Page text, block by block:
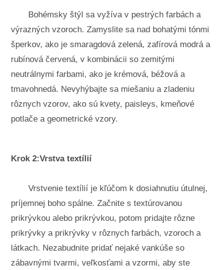
Bohémsky štýl sa vyžíva v pestrých farbách a
výrazných vzoroch. Zamyslite sa nad bohatými tónmi
šperkov, ako je smaragdová zelená, zafírová modrá a
rubínová červená, v kombinácii so zemitými
neutrálnymi farbami, ako je krémová, béžová a
tmavohnedá. Nevyhýbajte sa miešaniu a zladeniu
rôznych vzorov, ako sú kvety, paisleys, kmeňové
potlače a geometrické vzory.
Krok 2:Vrstva textílií
Vrstvenie textílií je kľúčom k dosiahnutiu útulnej,
príjemnej boho spálne. Začnite s textúrovanou
prikrývkou alebo prikrývkou, potom pridajte rôzne
prikrývky a prikrývky v rôznych farbách, vzoroch a
látkach. Nezabudnite pridať nejaké vankúše so
zábavnými tvarmi, veľkosťami a vzormi, aby ste